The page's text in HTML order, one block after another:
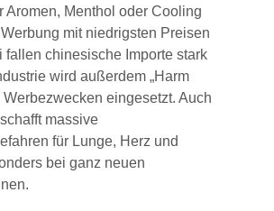
Aromen, Menthol oder Cooling
mit niedrigsten Preisen
fallen chinesische Importe stark
wird außerdem „Harm
Werbezwecken eingesetzt. Auch
massive
für Lunge, Herz und
bei ganz neuen